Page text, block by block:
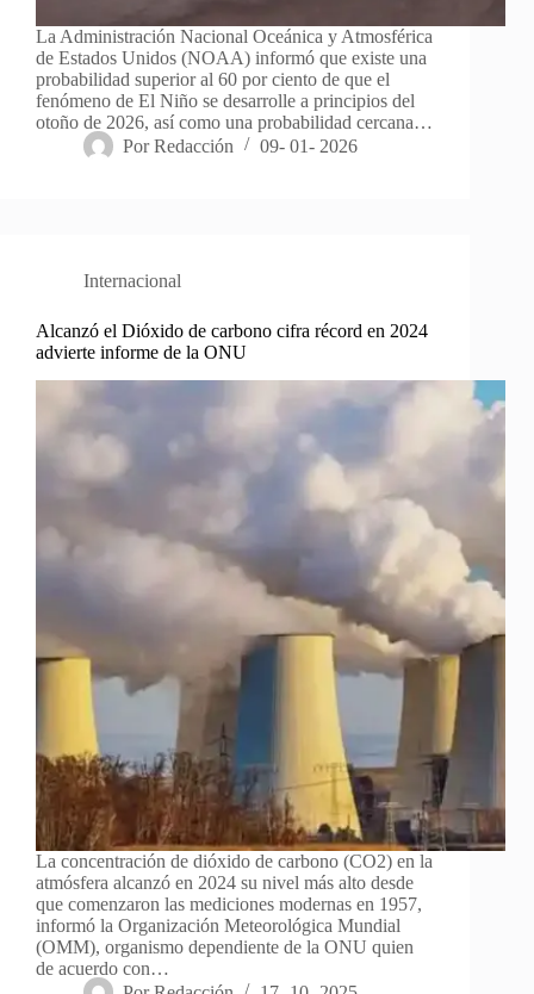
La Administración Nacional Oceánica y Atmosférica
de Estados Unidos (NOAA) informó que existe una
probabilidad superior al 60 por ciento de que el
fenómeno de El Niño se desarrolle a principios del
otoño de 2026, así como una probabilidad cercana…
Por Redacción 09- 01- 2026
Internacional
Alcanzó el Dióxido de carbono cifra récord en 2024
advierte informe de la ONU
La concentración de dióxido de carbono (CO2) en la
atmósfera alcanzó en 2024 su nivel más alto desde
que comenzaron las mediciones modernas en 1957,
informó la Organización Meteorológica Mundial
(OMM), organismo dependiente de la ONU quien
de acuerdo con…